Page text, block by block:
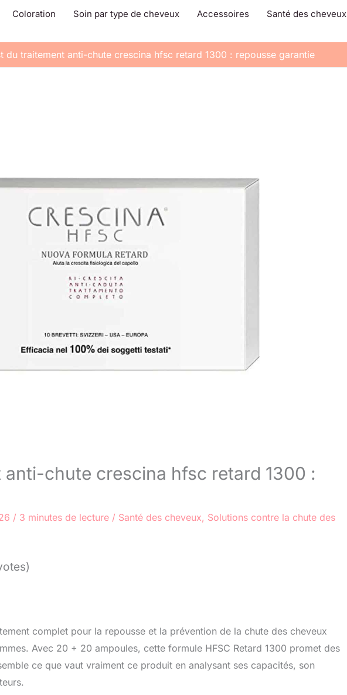
Coloration Soin par type de cheveux Accessoires Santé des cheveux
du traitement anti-chute crescina hfsc retard 1300 : repousse garantie
anti-chute crescina hfsc retard 1300 :
/ 3 minutes de lecture / Santé des cheveux, Solutions contre la chute des
complet pour la repousse et la prévention de la chute des cheveux
Avec 20 + 20 ampoules, cette formule HFSC Retard 1300 promet des
ce que vaut vraiment ce produit en analysant ses capacités, son